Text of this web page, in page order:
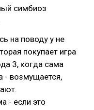
симбиоз
на поводу у не
покупает игра
3, когда сама
- возмущается,
- если это